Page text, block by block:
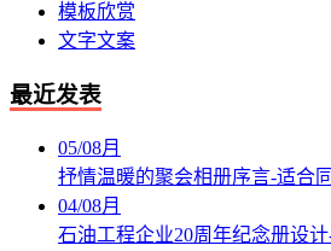
模板欣赏
文字文案
最近发表
05/08月
抒情温暖的聚会相册序言-适合
04/08月
石油工程企业20周年纪念册设